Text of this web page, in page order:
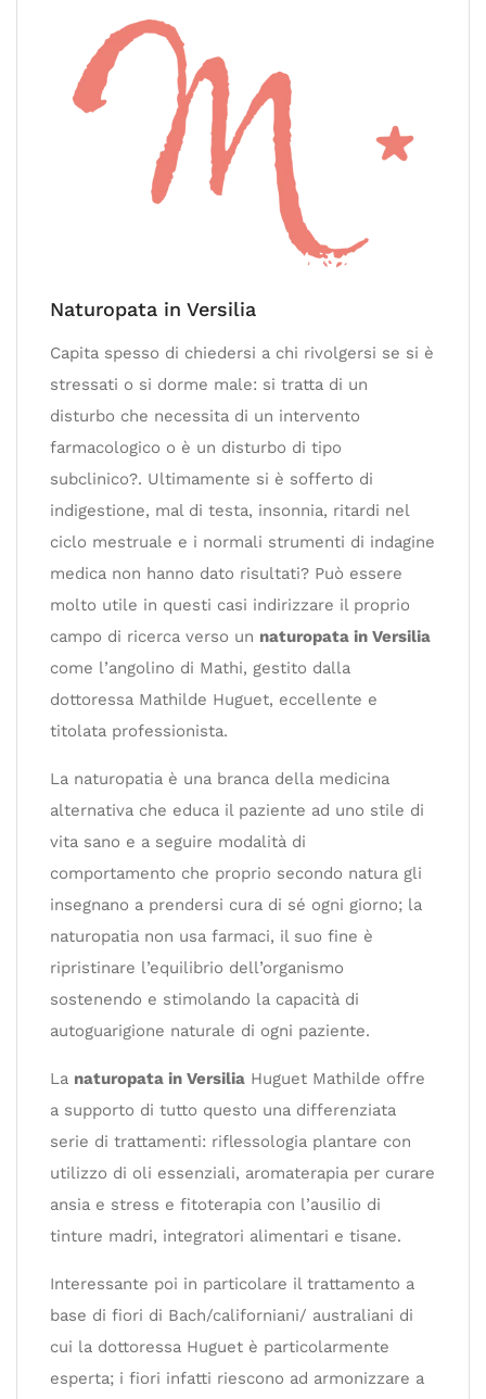
Naturopata in Versilia
Capita spesso di chiedersi a chi rivolgersi se si è
stressati o si dorme male: si tratta di un
disturbo che necessita di un intervento
farmacologico o è un disturbo di tipo
subclinico?. Ultimamente si è sofferto di
indigestione, mal di testa, insonnia, ritardi nel
ciclo mestruale e i normali strumenti di indagine
medica non hanno dato risultati? Può essere
molto utile in questi casi indirizzare il proprio
campo di ricerca verso un naturopata in Versilia
come l’angolino di Mathi, gestito dalla
dottoressa Mathilde Huguet, eccellente e
titolata professionista.
La naturopatia è una branca della medicina
alternativa che educa il paziente ad uno stile di
vita sano e a seguire modalità di
comportamento che proprio secondo natura gli
insegnano a prendersi cura di sé ogni giorno; la
naturopatia non usa farmaci, il suo fine è
ripristinare l’equilibrio dell’organismo
sostenendo e stimolando la capacità di
autoguarigione naturale di ogni paziente.
La naturopata in Versilia Huguet Mathilde offre
a supporto di tutto questo una differenziata
serie di trattamenti: riflessologia plantare con
utilizzo di oli essenziali, aromaterapia per curare
ansia e stress e fitoterapia con l’ausilio di
tinture madri, integratori alimentari e tisane.
Interessante poi in particolare il trattamento a
base di fiori di Bach/californiani/ australiani di
cui la dottoressa Huguet è particolarmente
esperta; i fiori infatti riescono ad armonizzare a